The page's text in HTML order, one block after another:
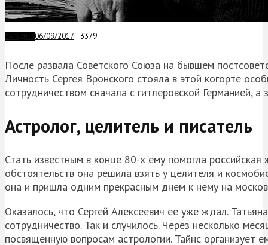
06/09/2017 3379
После развала Советского Союза на бывшем
Личность Сергея Вронского стояла в этой когорте
сотрудничеством сначала с гитлеровской Германией, а
Астролог, целитель и писатель
Стать известным в конце 80-х ему помогла
обстоятельств она решила взять у целителя и
она и пришла одним прекрасным днем к нему на
Оказалось, что Сергей Алексеевич ее уже ждал.
сотрудничество. Так и случилось. Через несколько
посвященную вопросам астрологии. Тайнс организует